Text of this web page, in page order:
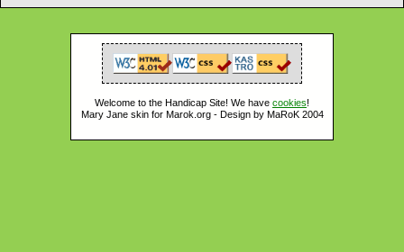
Welcome to the Handicap Site! We have cookies!
Mary Jane skin for Marok.org - Design by MaRoK 2004